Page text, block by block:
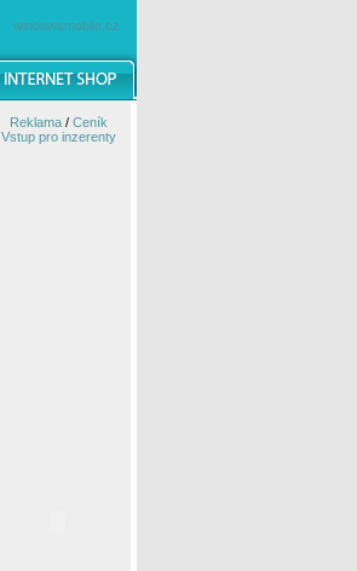
windowsmobile.cz
Reklama/ Ceník
Vstup pro inzerenty